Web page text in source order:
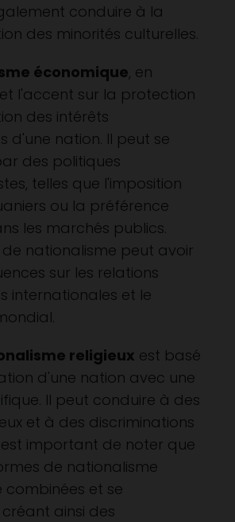
conduire à la
des minorités culturelles.
économique, en
l'accent sur la protection
des intérêts
d'une nation. Il peut se
des politiques
telles que l'imposition
ou la préférence
les marchés publics.
nationalisme peut avoir
sur les relations
internationales et le
religieux est basé
d'une nation avec une
Il peut conduire à des
et à des discriminations
est important de noter que
de nationalisme
combinées et se
ainsi des